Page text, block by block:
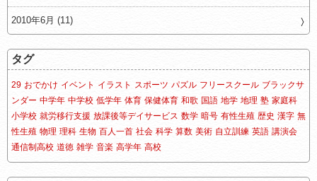
2010年6月 (11)
タグ
29 おでかけ イベント イラスト スポーツ パズル フリースクール ブラックサ
ンダー 中学年 中学校 低学年 体育 保健体育 和歌 国語 地学 地理 塾 家庭科
小学校 就労移行支援 放課後等デイサービス 数学 暗号 有性生殖 歴史 漢字 無
性生殖 物理 理科 生物 百人一首 社会 科学 算数 美術 自立訓練 英語 講演会
通信制高校 道徳 雑学 音楽 高学年 高校